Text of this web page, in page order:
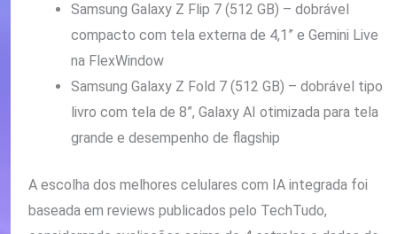
Samsung Galaxy Z Flip 7 (512 GB) – dobrável
compacto com tela externa de 4,1” e Gemini Live
na FlexWindow
Samsung Galaxy Z Fold 7 (512 GB) – dobrável tipo
livro com tela de 8”, Galaxy AI otimizada para tela
grande e desempenho de flagship
A escolha dos melhores celulares com IA integrada foi
baseada em reviews publicados pelo TechTudo,